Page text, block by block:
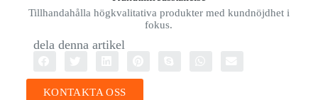
Tillhandahålla högkvalitativa produkter med kundnöjdhet i
fokus.
dela denna artikel
KONTAKTA OSS